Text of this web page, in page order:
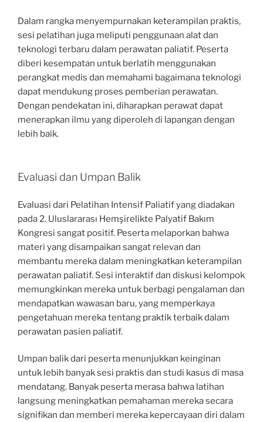
Dalam rangka menyempurnakan keterampilan praktis,
sesi pelatihan juga meliputi penggunaan alat dan
teknologi terbaru dalam perawatan paliatif. Peserta
diberi kesempatan untuk berlatih menggunakan
perangkat medis dan memahami bagaimana teknologi
dapat mendukung proses pemberian perawatan.
Dengan pendekatan ini, diharapkan perawat dapat
menerapkan ilmu yang diperoleh di lapangan dengan
lebih baik.
Evaluasi dan Umpan Balik
Evaluasi dari Pelatihan Intensif Paliatif yang diadakan
pada 2. Uluslararası Hemşirelikte Palyatif Bakım
Kongresi sangat positif. Peserta melaporkan bahwa
materi yang disampaikan sangat relevan dan
membantu mereka dalam meningkatkan keterampilan
perawatan paliatif. Sesi interaktif dan diskusi kelompok
memungkinkan mereka untuk berbagi pengalaman dan
mendapatkan wawasan baru, yang memperkaya
pengetahuan mereka tentang praktik terbaik dalam
perawatan pasien paliatif.
Umpan balik dari peserta menunjukkan keinginan
untuk lebih banyak sesi praktis dan studi kasus di masa
mendatang. Banyak peserta merasa bahwa latihan
langsung meningkatkan pemahaman mereka secara
signifikan dan memberi mereka kepercayaan diri dalam